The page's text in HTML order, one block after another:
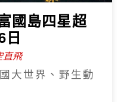
國島四星超
日
直飛
大世界、野生動